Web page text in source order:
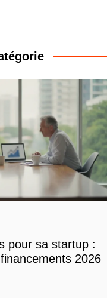
pour sa startup :
2026